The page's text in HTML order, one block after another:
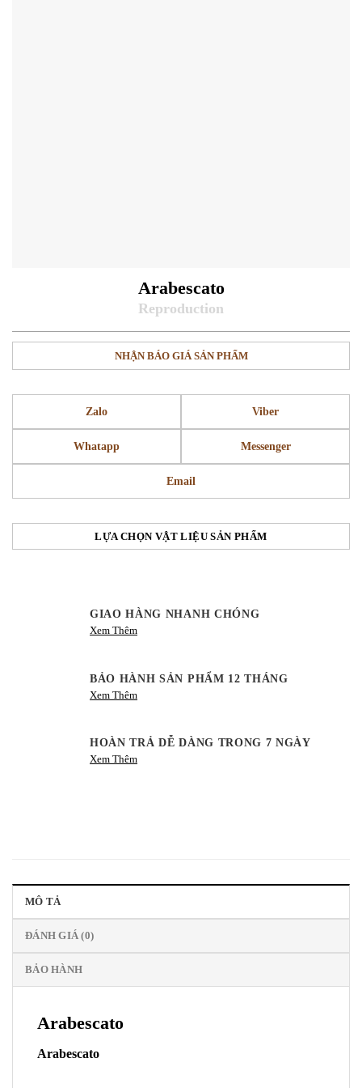
Arabescato
NHẬN BÁO GIÁ SẢN PHẨM
Zalo Viber
Whatapp Messenger
Email
LỰA CHỌN VẬT LIỆU SẢN PHẨM
GIAO HÀNG NHANH CHÓNG
Xem Thêm
BẢO HÀNH SẢN PHẨM 12 THÁNG
Xem Thêm
HOÀN TRẢ DỄ DÀNG TRONG 7 NGÀY
Xem Thêm
MÔ TẢ
ĐÁNH GIÁ (0)
BẢO HÀNH
Arabescato
Arabescato